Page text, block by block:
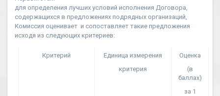
для определения лучших условий исполнения Договора,
содержащихся в предложениях подрядных организаций,
Комиссия оценивает и сопоставляет такие предложения
исходя из следующих критериев:
Критерий
Единица измерения
критерия
Оценка
(в
баллах)
за 1